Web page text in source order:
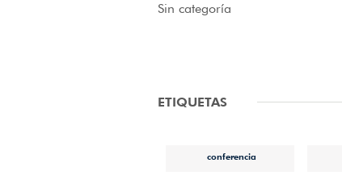
Sin categoría
ETIQUETAS
conferencia